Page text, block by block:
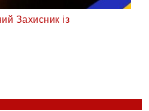
Захисник із